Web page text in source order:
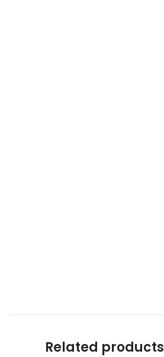
Related products